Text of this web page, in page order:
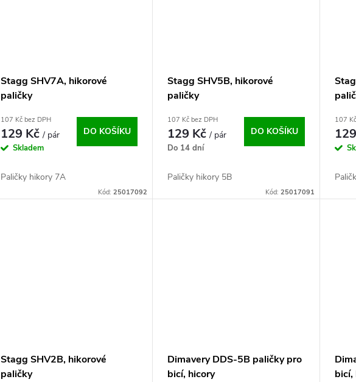
Stagg SHV7A, hikorové
paličky
107 Kč bez DPH
129 Kč/ pár
Skladem
DO KOŠÍKU
Paličky hikory 7A
Kód:25017092
Stagg SHV5B, hikorové
paličky
107 Kč bez DPH
129 Kč/ pár
Do 14 dní
DO KOŠÍKU
Paličky hikory 5B
Kód: 25017091
107
Stagg SHV2B, hikorové
paličky
Dimavery DDS-5B paličky pro
bicí, hicory
bicí,